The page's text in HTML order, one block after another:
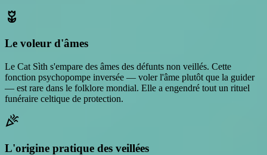
deceased
Le voleur d'âmes
Le Cat Sìth s'empare des âmes des défunts non veillés. Cette
fonction psychopompe inversée — voler l'âme plutôt que la guider
— est rare dans le folklore mondial. Elle a engendré tout un rituel
funéraire celtique de protection.
celebration
L'origine pratique des veillées